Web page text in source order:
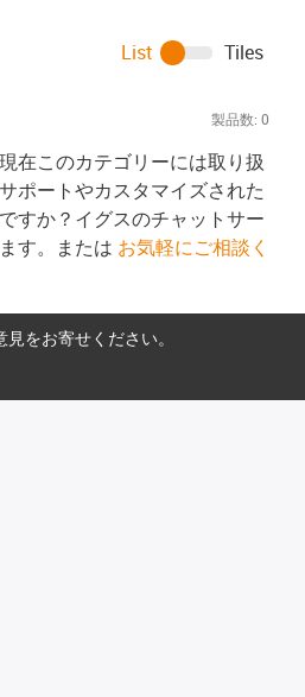
製品数: 0
List Tiles
在このカテゴリーには取り扱
ポートやカスタマイズされた
すか？イグスのチャットサー
す。または お気軽にご相談く
をお寄せください。